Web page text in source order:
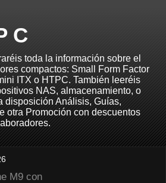
C
toda la información sobre el
compactos: Small Form Factor
ITX o HTPC. También leeréis
NAS, almacenamiento, o
disposición Análisis, Guías,
otra Promoción con descuentos
M9 con